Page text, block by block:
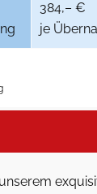
384,– €
je